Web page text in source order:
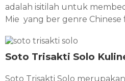
adalah isitilah untuk
Mie yang ber genre Chinese
Soto Trisakti Solo
Soto Trisakti Solo